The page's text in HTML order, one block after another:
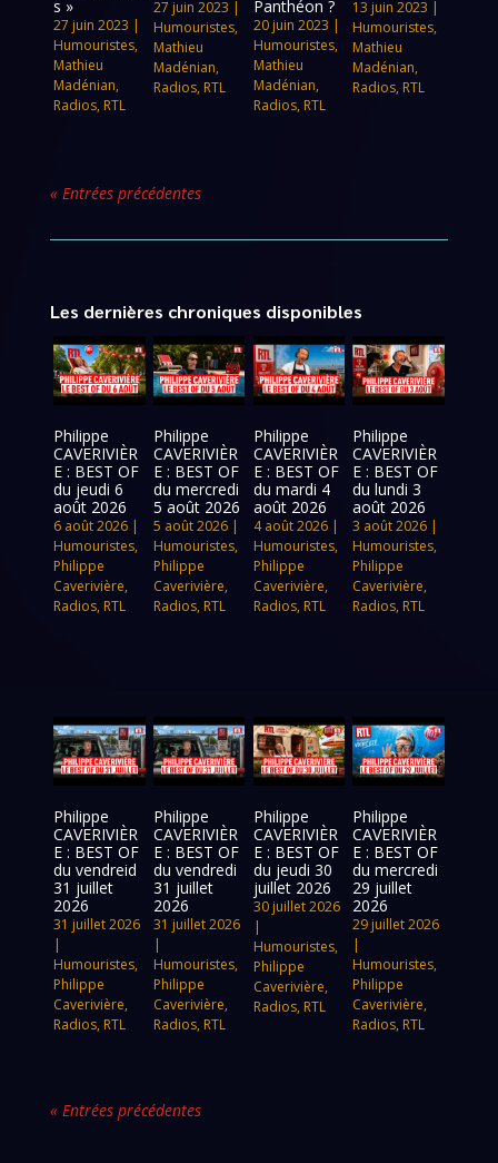
s »
27 juin 2023 |
Humouristes,
Mathieu
Madénian,
Radios, RTL
27 juin 2023 |
Humouristes,
Mathieu
Madénian,
Radios, RTL
Panthéon ?
20 juin 2023 |
Humouristes,
Mathieu
Madénian,
Radios, RTL
13 juin 2023 |
Humouristes,
Mathieu
Madénian,
Radios, RTL
« Entrées précédentes
Les dernières chroniques disponibles
Philippe
CAVERIVIÈR
E : BEST OF
du jeudi 6
août 2026
6 août 2026 |
Humouristes,
Philippe
Caverivière,
Radios, RTL
Philippe
CAVERIVIÈR
E : BEST OF
du mercredi
5 août 2026
5 août 2026|
Humouristes,
Philippe
Caverivière,
Radios, RTL
Philippe
CAVERIVIÈR
E : BEST OF
du mardi 4
août 2026
4 août 2026|
Humouristes,
Philippe
Caverivière,
Radios, RTL
Philippe
CAVERIVIÈR
E : BEST OF
du lundi 3
août 2026
3 août 2026 |
Humouristes,
Philippe
Caverivière,
Radios, RTL
Philippe
CAVERIVIÈR
E : BEST OF
du vendreid
31 juillet
2026
31 juillet 2026
|
Humouristes,
Philippe
Caverivière,
Radios, RTL
Philippe
CAVERIVIÈR
E : BEST OF
du vendredi
31 juillet
2026
31 juillet 2026
|
Humouristes,
Philippe
Caverivière,
Radios, RTL
Philippe
CAVERIVIÈR
E : BEST OF
du jeudi 30
juillet 2026
30 juillet 2026
|
Humouristes,
Philippe
Caverivière,
Radios, RTL
Philippe
CAVERIVIÈR
E : BEST OF
du mercredi
29 juillet
2026
29 juillet 2026
|
Humouristes,
Philippe
Caverivière,
Radios, RTL
« Entrées précédentes